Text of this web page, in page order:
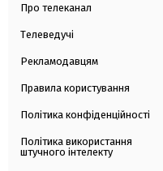
Про телеканал
Телеведучі
Рекламодавцям
Правила користування
Політика конфіденційності
Політика використання
штучного інтелекту